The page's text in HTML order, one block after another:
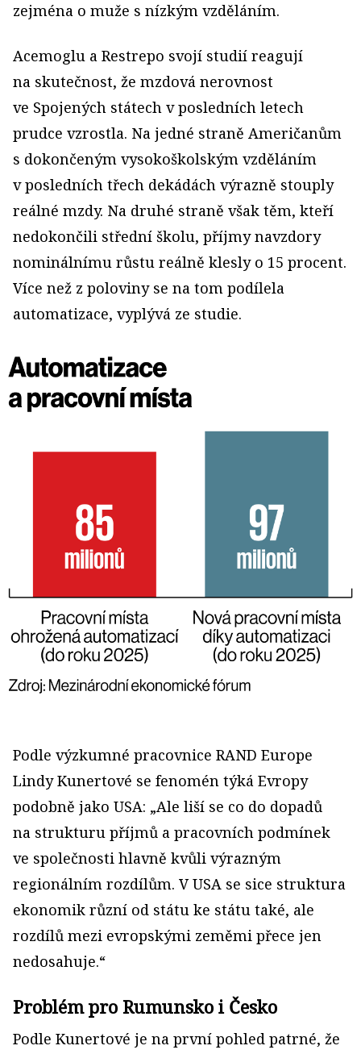
zejména o muže s nízkým vzděláním.
Acemoglu a Restrepo svojí studií reagují
na skutečnost, že mzdová nerovnost
ve Spojených státech v posledních letech
prudce vzrostla. Na jedné straně Američanům
s dokončeným vysokoškolským vzděláním
v posledních třech dekádách výrazně stouply
reálné mzdy. Na druhé straně však těm, kteří
nedokončili střední školu, příjmy navzdory
nominálnímu růstu reálně klesly o 15 procent.
Více než z poloviny se na tom podílela
automatizace, vyplývá ze studie.
Podle výzkumné pracovnice RAND Europe
Lindy Kunertové se fenomén týká Evropy
podobně jako USA: „Ale liší se co do dopadů
na strukturu příjmů a pracovních podmínek
ve společnosti hlavně kvůli výrazným
regionálním rozdílům. V USA se sice struktura
ekonomik různí od státu ke státu také, ale
rozdílů mezi evropskými zeměmi přece jen
nedosahuje.“
Problém pro Rumunsko i Česko
Podle Kunertové je na první pohled patrné, že